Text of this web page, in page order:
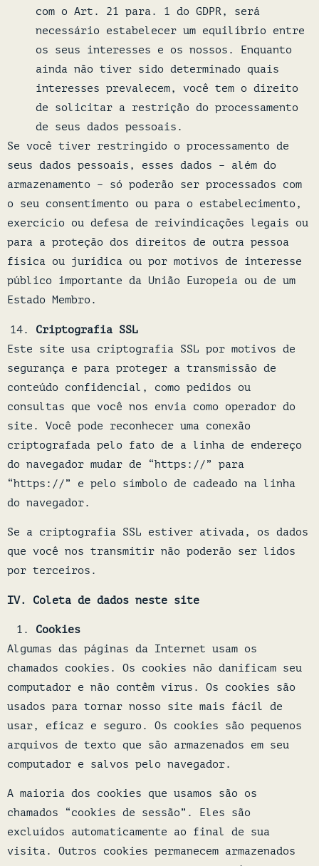
com o Art. 21 para. 1 do GDPR, será
necessário estabelecer um equilíbrio entre
os seus interesses e os nossos. Enquanto
ainda não tiver sido determinado quais
interesses prevalecem, você tem o direito
de solicitar a restrição do processamento
de seus dados pessoais.
Se você tiver restringido o processamento de
seus dados pessoais, esses dados – além do
armazenamento – só poderão ser processados com
o seu consentimento ou para o estabelecimento,
exercício ou defesa de reivindicações legais ou
para a proteção dos direitos de outra pessoa
física ou jurídica ou por motivos de interesse
público importante da União Europeia ou de um
Estado Membro.
Criptografia SSL
Este site usa criptografia SSL por motivos de
segurança e para proteger a transmissão de
conteúdo confidencial, como pedidos ou
consultas que você nos envia como operador do
site. Você pode reconhecer uma conexão
criptografada pelo fato de a linha de endereço
do navegador mudar de “https://” para
“https://” e pelo símbolo de cadeado na linha
do navegador.
Se a criptografia SSL estiver ativada, os dados
que você nos transmitir não poderão ser lidos
por terceiros.
IV. Coleta de dados neste site
Cookies
Algumas das páginas da Internet usam os
chamados cookies. Os cookies não danificam seu
computador e não contêm vírus. Os cookies são
usados para tornar nosso site mais fácil de
usar, eficaz e seguro. Os cookies são pequenos
arquivos de texto que são armazenados em seu
computador e salvos pelo navegador.
A maioria dos cookies que usamos são os
chamados “cookies de sessão”. Eles são
excluídos automaticamente ao final de sua
visita. Outros cookies permanecem armazenados